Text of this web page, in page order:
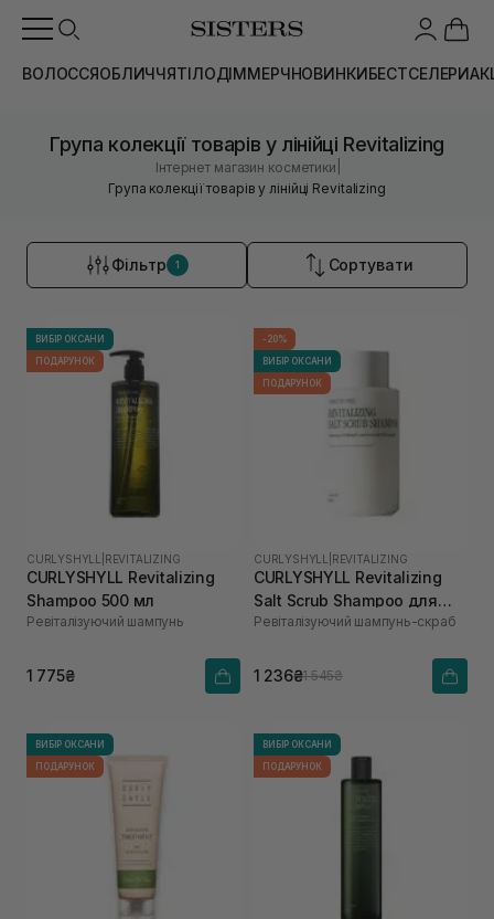
ВОЛОССЯОБЛИЧЧЯТІЛОДІММЕРЧНОВИНКИБЕСТСЕЛЕРИ
Група колекції товарів у лінійці Revitalizing
Інтернет магазин косметики
Група колекції товарів у лінійці Revitalizing
Фільтр 1 Сортувати
ВИБІР ОКСАНИ
ПОДАРУНОК
CURLYSHYLL REVITALIZING
CURLYSHYLL Revitalizing
Shampoo 500 мл
Ревіталізуючий шампунь
1 775₴
-20%
ВИБІР ОКСАНИ
ПОДАРУНОК
CURLYSHYLL REVITALIZING
CURLYSHYLL Revitalizing
Salt Scrub Shampoo для
ослабленої шкіри голови
Ревіталізуючий шампунь-скраб
1 236₴1 545₴
ВИБІР ОКСАНИ
ПОДАРУНОК
ВИБІР ОКСАНИ
ПОДАРУНОК